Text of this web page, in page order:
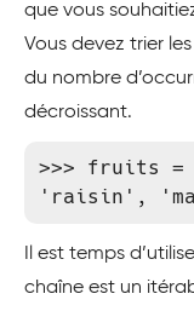
que vous
Vous devez trier
du nombre
décroissant.
>>> fruits =
'raisin',
Il est temps
chaîne est un